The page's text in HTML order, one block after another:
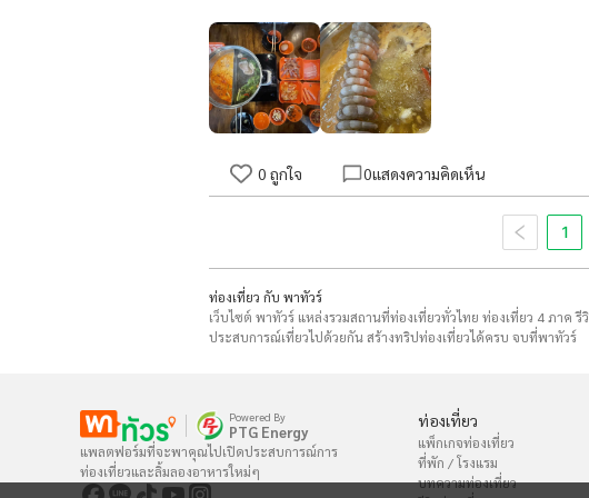
0 ถูกใจ 0แสดงความคิดเห็น
1
ท่องเที่ยว กับ พาทัวร์
เว็บไซต์ พาทัวร์ แหล่งรวมสถานที่ท่องเที่ยวทั่วไทย ท่องเที่ยว 4 ภาค
ประสบการณ์เที่ยวไปด้วยกัน สร้างทริปท่องเที่ยวได้ครบ จบที่พาทัวร์
Powered By
PTG Energy
แพลตฟอร์มที่จะพาคุณไปเปิดประสบการณ์การ
ท่องเที่ยวและลิ้มลองอาหารใหม่ๆ
ท่องเที่ยว
แพ็กเกจท่องเที่ยว
ที่พัก / โรงแรม
บทความท่องเที่ยว